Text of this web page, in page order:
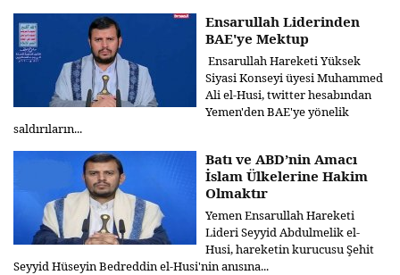
Ensarullah Liderinden
BAE'ye Mektup
Ensarullah Hareketi Yüksek
Siyasi Konseyi üyesi Muhammed
Ali el-Husi, twitter hesabından
Yemen'den BAE'ye yönelik
saldırıların...
Batı ve ABD’nin Amacı
İslam Ülkelerine Hakim
Olmaktır
Yemen Ensarullah Hareketi
Lideri Seyyid Abdulmelik el-
Husi, hareketin kurucusu Şehit
Seyyid Hüseyin Bedreddin el-Husi'nin anısına...